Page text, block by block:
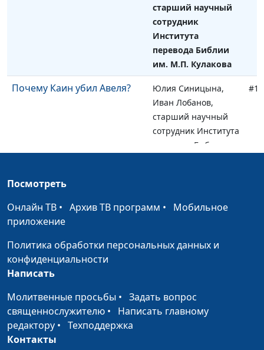
старший научный
сотрудник
Института
перевода Библии
им. М.П. Кулакова
Почему Каин убил Авеля?
Юлия Синицына,
Иван Лобанов,
старший научный
сотрудник Института
перевода Библии
Духовная слепота и
Дашкевич,
Дерево рая: почему Бог
допустил искушение?
Юлия Синицына,
священнослужитель
Как молитва меняет нашу
жизнь?
Юлия Синицына,
Посмотреть
Онлайн ТВ • Архив ТВ программ • Мобильное
приложение
Политика обработки персональных данных и
конфиденциальности
Написать
Молитвенные просьбы • Задать вопрос
священнослужителю • Написать главному
редактору • Техподдержка
Контакты